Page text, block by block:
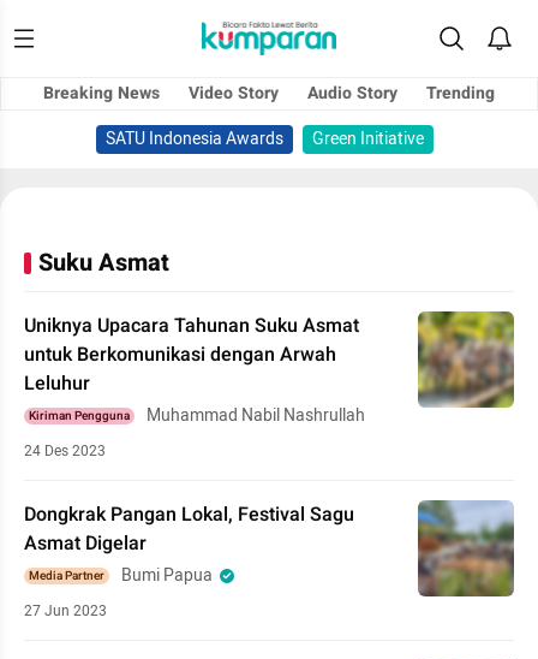
Breaking News Video Story Audio Story
Trending
SATU Indonesia Awards
Green Initiative
Suku Asmat
Uniknya Upacara Tahunan Suku Asmat
untuk Berkomunikasi dengan Arwah
Leluhur
Kiriman Pengguna Muhammad Nabil Nashrullah
24 Des 2023
Dongkrak Pangan Lokal, Festival Sagu
Asmat Digelar
Media Partner Bumi Papua
27 Jun 2023